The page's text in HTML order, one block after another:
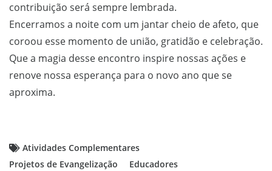
contribuição será sempre lembrada.
Encerramos a noite com um jantar cheio de afeto, que
coroou esse momento de união, gratidão e celebração.
Que a magia desse encontro inspire nossas ações e
renove nossa esperança para o novo ano que se
aproxima.
Atividades Complementares
Projetos de Evangelização
Educadores